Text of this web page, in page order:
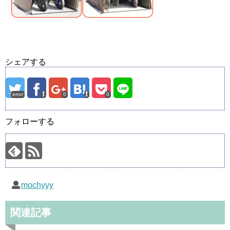
シェアする
error 0 0
フォローする
mochyyy
関連記事